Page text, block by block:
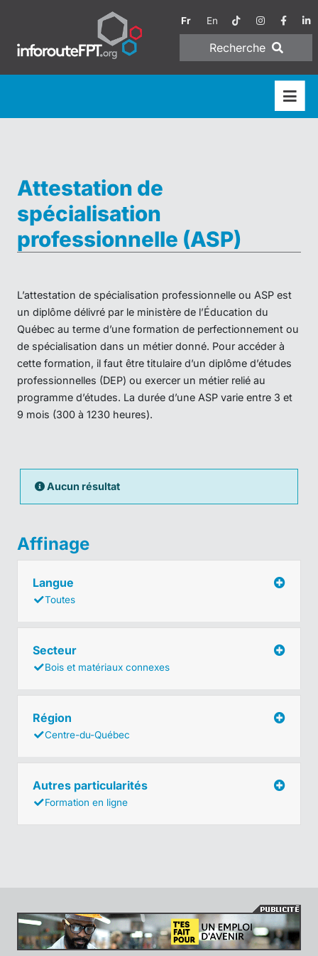
Fr En
Recherche
Attestation de
spécialisation
professionnelle (ASP)
L’attestation de spécialisation professionnelle ou ASP est
un diplôme délivré par le ministère de l’Éducation du
Québec au terme d’une formation de perfectionnement ou
de spécialisation dans un métier donné. Pour accéder à
cette formation, il faut être titulaire d’un diplôme d’études
professionnelles (DEP) ou exercer un métier relié au
programme d’études. La durée d’une ASP varie entre 3 et
9 mois (300 à 1230 heures).
Aucun résultat
Affinage
Langue
Toutes
Secteur
Bois et matériaux connexes
Région
Centre-du-Québec
Autres particularités
Formation en ligne